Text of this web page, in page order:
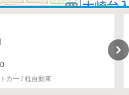
カー / 軽自動車